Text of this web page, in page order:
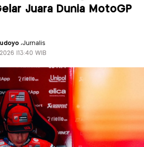
Juara Dunia MotoGP
,Jurnalis
|13:40 WIB